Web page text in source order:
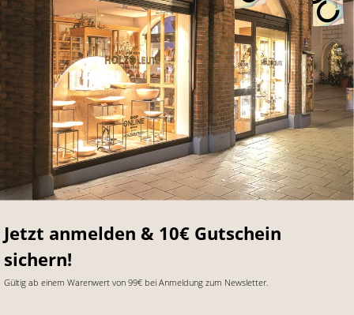
Jetzt anmelden & 10€ Gutschein
sichern!
Gültig ab einem Warenwert von 99€ bei Anmeldung zum Newsletter.